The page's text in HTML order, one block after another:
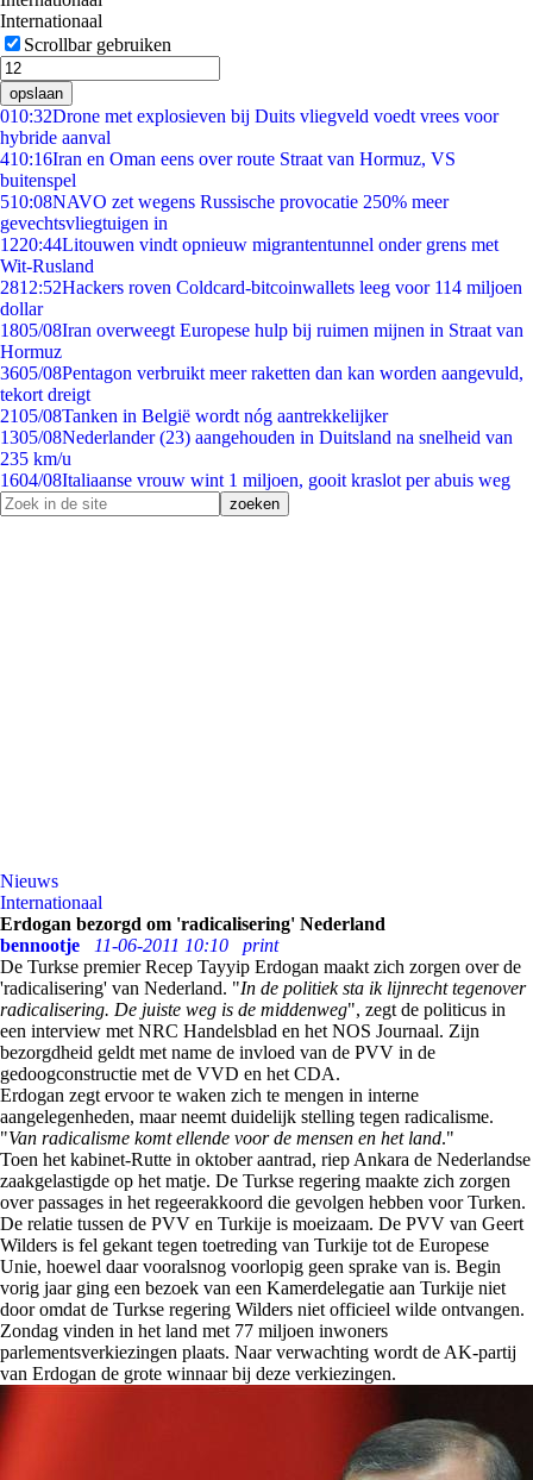
Internationaal
Scrollbar gebruiken
opslaan
010:32Drone met explosieven bij Duits vliegveld voedt vrees voor
hybride aanval
410:16Iran en Oman eens over route Straat van Hormuz, VS
buitenspel
510:08NAVO zet wegens Russische provocatie 250% meer
gevechtsvliegtuigen in
1220:44Litouwen vindt opnieuw migrantentunnel onder grens met
Wit-Rusland
2812:52Hackers roven Coldcard-bitcoinwallets leeg voor 114 miljoen
dollar
1805/08Iran overweegt Europese hulp bij ruimen mijnen in Straat van
Hormuz
3605/08Pentagon verbruikt meer raketten dan kan worden aangevuld,
tekort dreigt
2105/08Tanken in België wordt nóg aantrekkelijker
1305/08Nederlander (23) aangehouden in Duitsland na snelheid van
235 km/u
1604/08Italiaanse vrouw wint 1 miljoen, gooit kraslot per abuis weg
Nieuws
Internationaal
Erdogan bezorgd om 'radicalisering' Nederland
bennootje
11-06-2011 10:10
print
De Turkse premier Recep Tayyip Erdogan maakt zich zorgen over de
'radicalisering' van Nederland. "In de politiek sta ik lijnrecht tegenover
radicalisering. De juiste weg is de middenweg", zegt de politicus in
een interview met NRC Handelsblad en het NOS Journaal. Zijn
bezorgdheid geldt met name de invloed van de PVV in de
gedoogconstructie met de VVD en het CDA.
Erdogan zegt ervoor te waken zich te mengen in interne
aangelegenheden, maar neemt duidelijk stelling tegen radicalisme.
"Van radicalisme komt ellende voor de mensen en het land."
Toen het kabinet-Rutte in oktober aantrad, riep Ankara de Nederlandse
zaakgelastigde op het matje. De Turkse regering maakte zich zorgen
over passages in het regeerakkoord die gevolgen hebben voor Turken.
De relatie tussen de PVV en Turkije is moeizaam. De PVV van Geert
Wilders is fel gekant tegen toetreding van Turkije tot de Europese
Unie, hoewel daar vooralsnog voorlopig geen sprake van is. Begin
vorig jaar ging een bezoek van een Kamerdelegatie aan Turkije niet
door omdat de Turkse regering Wilders niet officieel wilde ontvangen.
Zondag vinden in het land met 77 miljoen inwoners
parlementsverkiezingen plaats. Naar verwachting wordt de AK-partij
van Erdogan de grote winnaar bij deze verkiezingen.